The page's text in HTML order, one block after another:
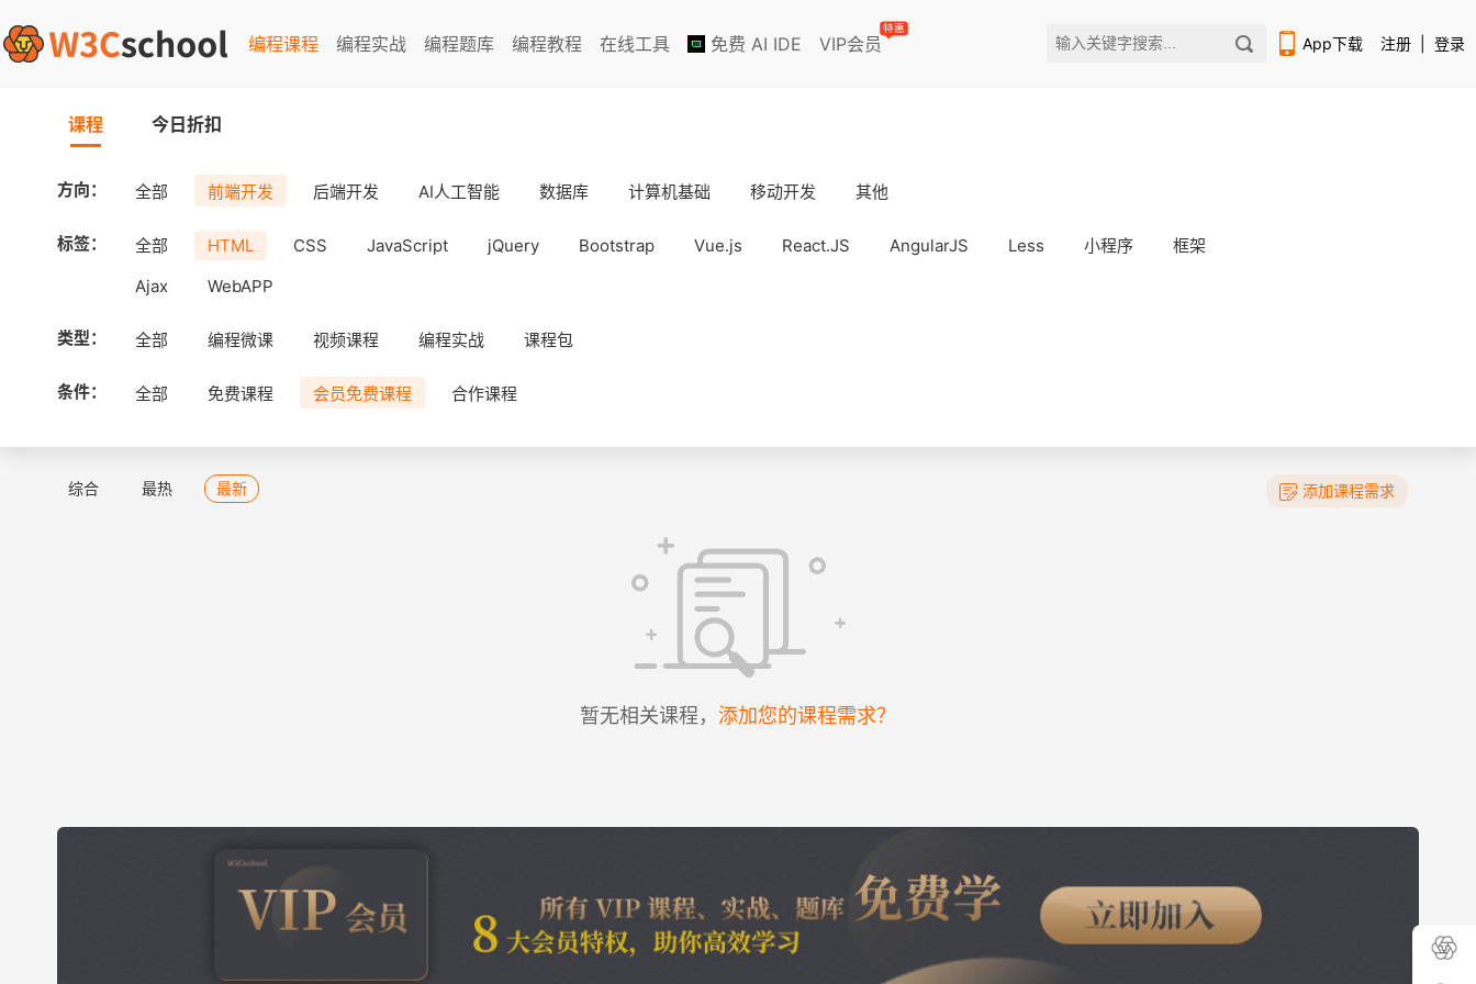
编程课程 编程实战 编程题库 编程教程 在线工具 免费 AI IDE VIP会员
特惠
App下载 注册 登录
课程 今日折扣
方向： 全部 前端开发 后端开发 AI人工智能 数据库 计算机基础 移动开发 其他
标签： 全部 HTML CSS JavaScript jQuery Bootstrap Vue.js React.JS AngularJS Less 小程序
框架
Ajax
WebAPP
类型： 全部 编程微课 视频课程 编程实战 课程包
条件： 全部 免费课程 会员免费课程 合作课程
综合 最热 最新 添加课程需求
暂无相关课程， 添加您的课程需求？